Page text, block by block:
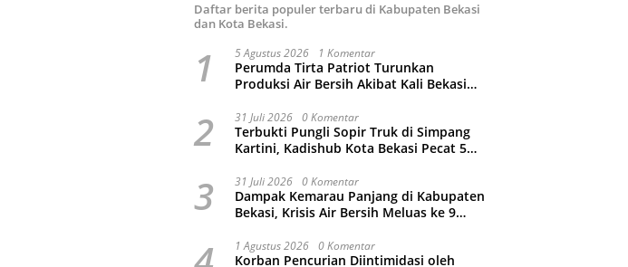
Daftar berita populer terbaru di Kabupaten Bekasi
dan Kota Bekasi.
1 5 Agustus 2026 1 Komentar
Perumda Tirta Patriot Turunkan
Produksi Air Bersih Akibat Kali Bekasi
2 31 Juli 2026 0 Komentar
Terbukti Pungli Sopir Truk di Simpang
Kartini, Kadishub Kota Bekasi Pecat 5
3 31 Juli 2026 0 Komentar
Dampak Kemarau Panjang di Kabupaten
Bekasi, Krisis Air Bersih Meluas ke 9
1 Agustus 2026 0 Komentar
Korban Pencurian Diintimidasi oleh